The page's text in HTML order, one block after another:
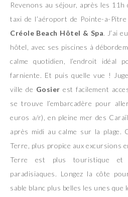
Revenons au séjour, après les
taxi de l’aéroport de Pointe-a-
Créole Beach Hôtel & Spa. J’ai
hôtel, avec ses piscines à
calme quotidien, l’endroit idéal
farniente. Et puis quelle vue !
ville de Gosier est facilement
se trouve l’embarcadère pour
euros a/r), en pleine mer des
après midi au calme sur la plage.
Terre, plus propice aux excursions
Terre est plus touristique et
paradisiaques. Longez la côte
sable blanc plus belles les unes que